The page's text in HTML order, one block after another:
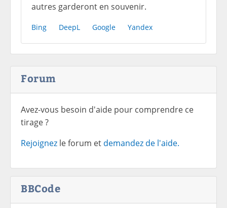
autres garderont en souvenir.
Bing DeepL Google Yandex
Forum
Avez-vous besoin d'aide pour comprendre ce
tirage ?
Rejoignez le forum et demandez de l'aide.
BBCode